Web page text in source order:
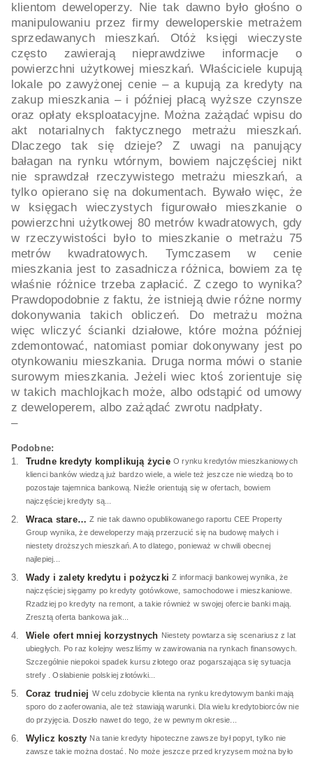
klientom deweloperzy. Nie tak dawno było głośno o
manipulowaniu przez firmy deweloperskie metrażem
sprzedawanych mieszkań. Otóż księgi wieczyste
często zawierają nieprawdziwe informacje o
powierzchni użytkowej mieszkań. Właściciele kupują
lokale po zawyżonej cenie – a kupują za kredyty na
zakup mieszkania – i później płacą wyższe czynsze
oraz opłaty eksploatacyjne. Można zażądać wpisu do
akt notarialnych faktycznego metrażu mieszkań.
Dlaczego tak się dzieje? Z uwagi na panujący
bałagan na rynku wtórnym, bowiem najczęściej nikt
nie sprawdzał rzeczywistego metrażu mieszkań, a
tylko opierano się na dokumentach. Bywało więc, że
w księgach wieczystych figurowało mieszkanie o
powierzchni użytkowej 80 metrów kwadratowych, gdy
w rzeczywistości było to mieszkanie o metrażu 75
metrów kwadratowych. Tymczasem w cenie
mieszkania jest to zasadnicza różnica, bowiem za tę
właśnie różnice trzeba zapłacić. Z czego to wynika?
Prawdopodobnie z faktu, że istnieją dwie różne normy
dokonywania takich obliczeń. Do metrażu można
więc wliczyć ścianki działowe, które można później
zdemontować, natomiast pomiar dokonywany jest po
otynkowaniu mieszkania. Druga norma mówi o stanie
surowym mieszkania. Jeżeli wiec ktoś zorientuje się
w takich machlojkach może, albo odstąpić od umowy
z deweloperem, albo zażądać zwrotu nadpłaty.
–
Podobne:
Trudne kredyty komplikują życie O rynku kredytów mieszkaniowych
klienci banków wiedzą już bardzo wiele, a wiele też jeszcze nie wiedzą bo to
pozostaje tajemnica bankową. Nieźle orientują się w ofertach, bowiem
najczęściej kredyty są...
Wraca stare… Z nie tak dawno opublikowanego raportu CEE Property
Group wynika, że deweloperzy mają przerzucić się na budowę małych i
niestety droższych mieszkań. A to dlatego, ponieważ w chwili obecnej
najlepiej...
Wady i zalety kredytu i pożyczki Z informacji bankowej wynika, że
najczęściej sięgamy po kredyty gotówkowe, samochodowe i mieszkaniowe.
Rzadziej po kredyty na remont, a takie również w swojej ofercie banki mają.
Zresztą oferta bankowa jak...
Wiele ofert mniej korzystnych Niestety powtarza się scenariusz z lat
ubiegłych. Po raz kolejny weszliśmy w zawirowania na rynkach finansowych.
Szczególnie niepokoi spadek kursu złotego oraz pogarszająca się sytuacja
strefy . Osłabienie polskiej złotówki...
Coraz trudniej W celu zdobycie klienta na rynku kredytowym banki mają
sporo do zaoferowania, ale też stawiają warunki. Dla wielu kredytobiorców nie
do przyjęcia. Doszło nawet do tego, że w pewnym okresie...
Wylicz koszty Na tanie kredyty hipoteczne zawsze był popyt, tylko nie
zawsze takie można dostać. No może jeszcze przed kryzysem można było